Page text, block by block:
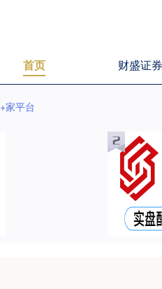
首页 财盛证券
+家平台